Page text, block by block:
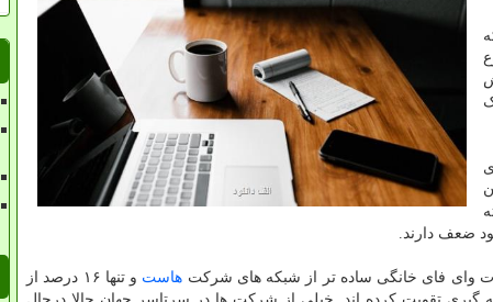
ضعف دارند.
وای فای خانگی ساده تر از شبکه های شرکت هاست
و تنها ۱۶ درصد از